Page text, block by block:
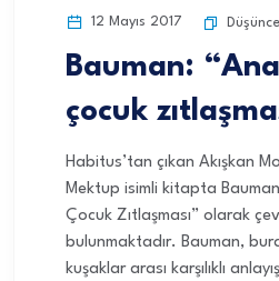
12 Mayıs 2017 Düşünce
Bauman:
çocuk
Habitus’tan çıkan Akışkan
Mektup isimli kitapta
Çocuk Zıtlaşması” olarak
bulunmaktadır. Bauman,
kuşaklar arası karşılıklı